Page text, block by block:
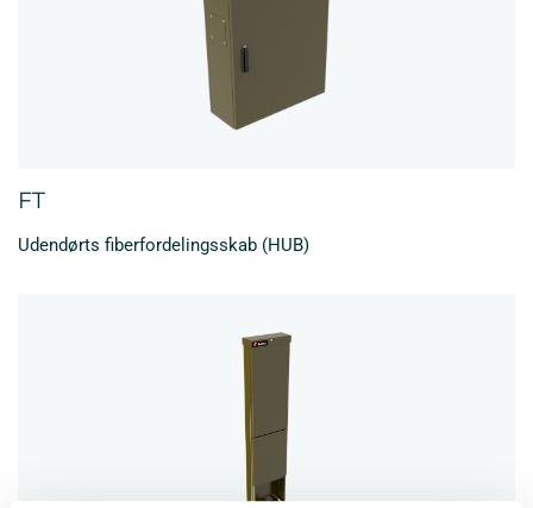
FT
Udendørts fiberfordelingsskab (HUB)